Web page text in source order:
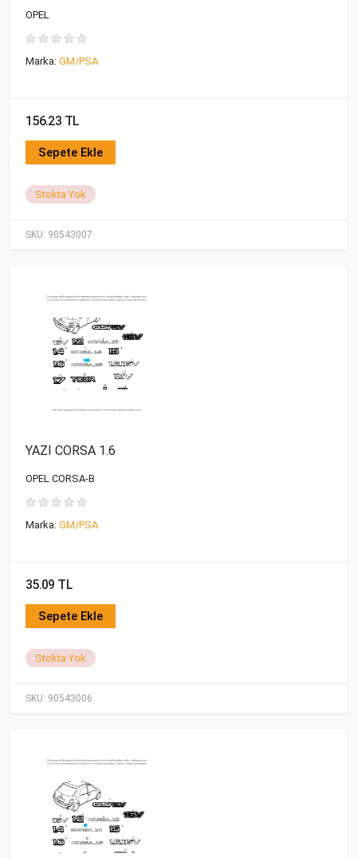
SKU: 90543007
OPEL
Marka: GM/PSA
156.23 TL
Sepete Ekle
Stokta Yok
SKU: 90543006
YAZI CORSA 1.6
OPEL CORSA-B
Marka: GM/PSA
35.09 TL
Sepete Ekle
Stokta Yok